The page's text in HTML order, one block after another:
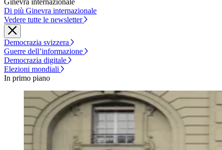
Ginevra internazionale
Di più Ginevra internazionale
Vedere tutte le newsletter
Democrazia svizzera
Guerre dell’informazione
Democrazia digitale
Elezioni mondiali
In primo piano